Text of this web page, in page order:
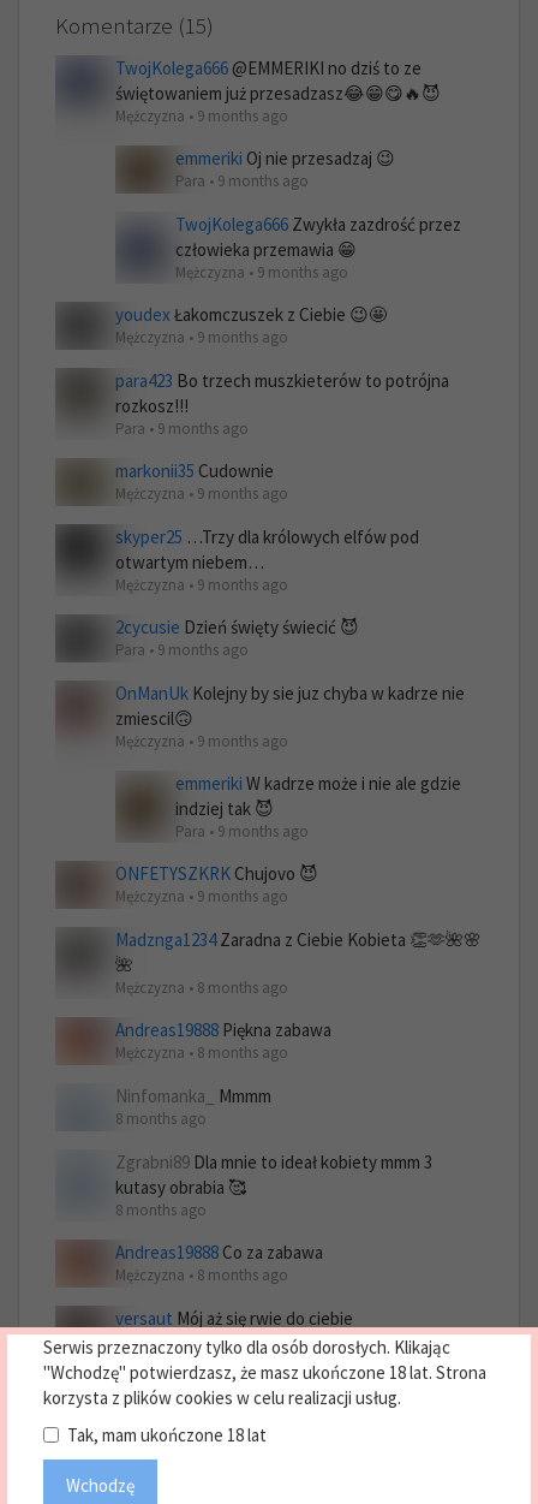
Komentarze (15)
TwojKolega666 @EMMERIKI no dziś to ze
świętowaniem już przesadzasz😂😁😋🔥😈
Mężczyzna • 9 months ago
emmeriki Oj nie przesadzaj 😉
Para • 9 months ago
TwojKolega666 Zwykła zazdrość przez
człowieka przemawia 😁
Mężczyzna • 9 months ago
youdex Łakomczuszek z Ciebie 😉🤩
Mężczyzna • 9 months ago
para423 Bo trzech muszkieterów to potrójna
rozkosz!!!
Para • 9 months ago
markonii35 Cudownie
Mężczyzna • 9 months ago
skyper25 …Trzy dla królowych elfów pod
otwartym niebem…
Mężczyzna • 9 months ago
2cycusie Dzień święty świecić 😈
Para • 9 months ago
OnManUk Kolejny by sie juz chyba w kadrze nie
zmiescil🙃
Mężczyzna • 9 months ago
emmeriki W kadrze może i nie ale gdzie
indziej tak 😈
Para • 9 months ago
ONFETYSZKRK Chujovo 😈
Mężczyzna • 9 months ago
Madznga1234Zaradna z Ciebie Kobieta 👏🫶🌺🌸
🌺
Mężczyzna • 8 months ago
Andreas19888 Piękna zabawa
Mężczyzna • 8 months ago
Ninfomanka_ Mmmm
8 months ago
Zgrabni89 Dla mnie to ideał kobiety mmm 3
kutasy obrabia 🥰
8 months ago
Andreas19888 Co za zabawa
Mężczyzna • 8 months ago
versaut Mój aż się rwie do ciebie
Mężczyzna • 7 months ago
Tengel76Oj, podsunąlbym i mojego
Mężczyzna • 6 months ago
Serwis przeznaczony tylko dla osób dorosłych. Klikając
"Wchodzę" potwierdzasz, że masz ukończone 18 lat. Strona
korzysta z plików cookies w celu realizacji usług.
Tak, mam ukończone 18 lat
Wchodzę